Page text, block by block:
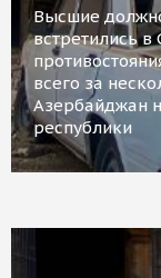
Высшие
встретились в
всего за
Азербайджан
республики